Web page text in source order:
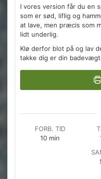
I vores version får du en
som er sød, liflig og
at lave, men præcis som
lidt underlig.
Klø derfor blot på og lav
takke dig er din
FORB. TID
10minutter
min